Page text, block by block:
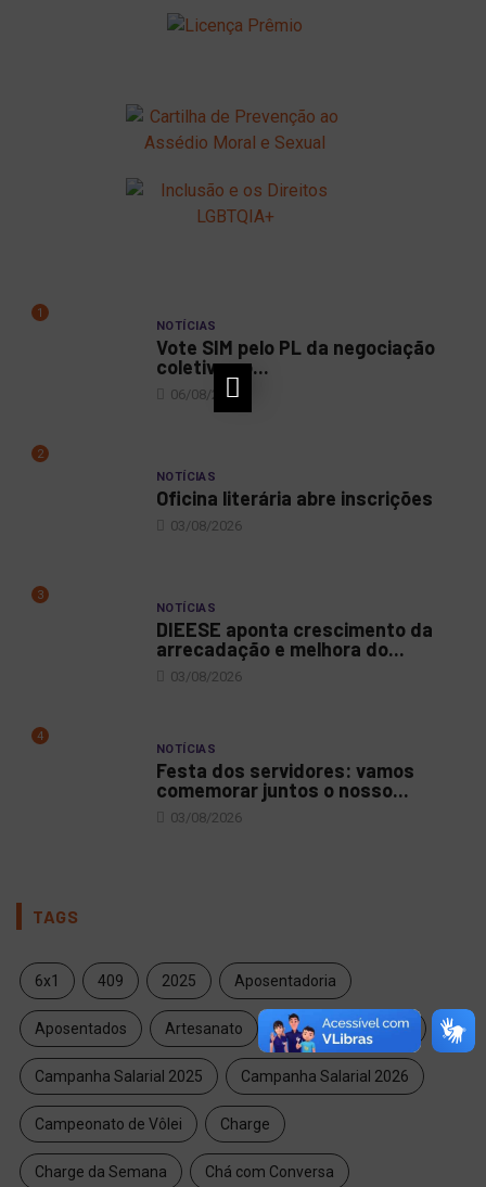
1
NOTÍCIAS
Vote SIM pelo PL da negociação
coletiva no...
06/08/2026
2
NOTÍCIAS
Oficina literária abre inscrições
03/08/2026
3
NOTÍCIAS
DIEESE aponta crescimento da
arrecadação e melhora do...
03/08/2026
4
NOTÍCIAS
Festa dos servidores: vamos
comemorar juntos o nosso...
03/08/2026
TAGS
6x1 409 2025 Aposentadoria
Aposentados Artesanato Campanha Salarial
Campanha Salarial 2025 Campanha Salarial 2026
Campeonato de Vôlei Charge
Charge da Semana Chá com Conversa